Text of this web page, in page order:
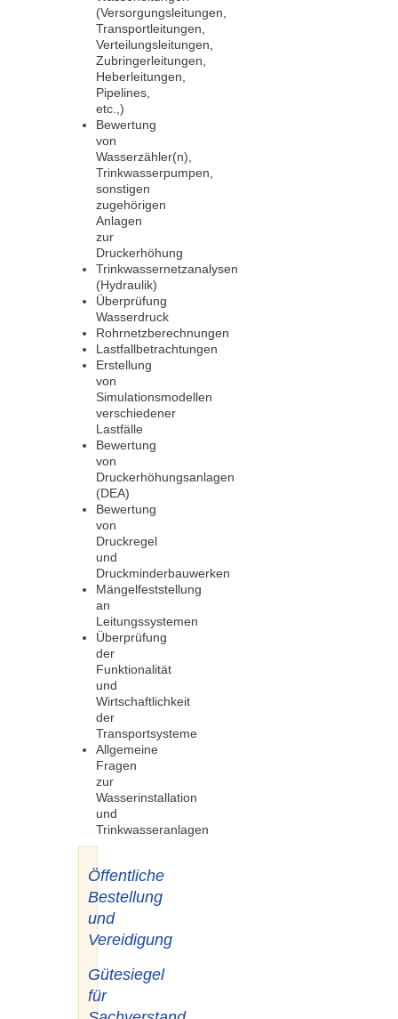
(Versorgungsleitungen,
Transportleitungen,
Verteilungsleitungen,
Zubringerleitungen,
Heberleitungen,
Pipelines,
etc.,)
Bewertung
von
Wasserzähler(n),
Trinkwasserpumpen,
sonstigen
zugehörigen
Anlagen
zur
Druckerhöhung
Trinkwassernetzanalysen
(Hydraulik)
Überprüfung
Wasserdruck
Rohrnetzberechnungen
Lastfallbetrachtungen
Erstellung
von
Simulationsmodellen
verschiedener
Lastfälle
Bewertung
von
Druckerhöhungsanlagen
(DEA)
Bewertung
von
Druckregel
und
Druckminderbauwerken
Mängelfeststellung
an
Leitungssystemen
Überprüfung
der
Funktionalität
und
Wirtschaftlichkeit
der
Transportsysteme
Allgemeine
Fragen
zur
Wasserinstallation
und
Trinkwasseranlagen
Öffentliche
Bestellung
und
Vereidigung
Gütesiegel
für